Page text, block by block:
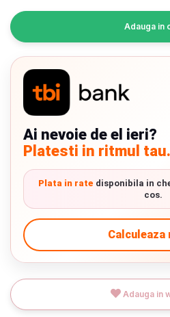
Depozit
Branduri
Termeni si conditii
Politica de utilizare cookie-uri
Modalitati de plata
Adauga in
Ai nevoie de el ieri?
Platesti in ritmul tau.
Plata in ratedisponibila in
cos.
Calculeaza
Adauga in
Chrome cu detalii negre
Verde cu detalii negre
Livrare prin curier in Romania si